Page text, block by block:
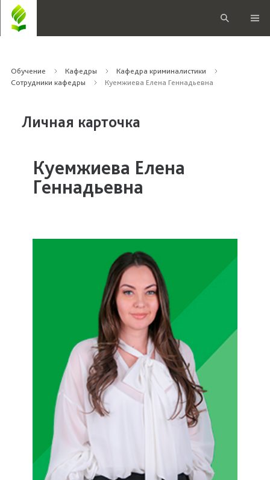
Обучение Кафедры
Кафедра криминалистики
Сотрудники кафедры
Куемжиева Елена Геннадьевна
Личная карточка
Куемжиева Елена
Геннадьевна